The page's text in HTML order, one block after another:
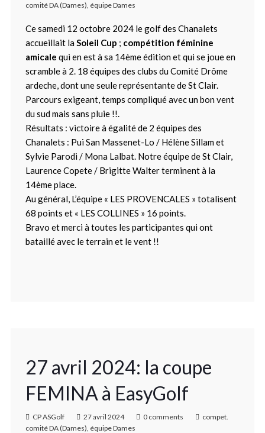
comité DA (Dames), équipe Dames
Ce samedi 12 octobre 2024 le golf des Chanalets
accueillait laSoleil Cup ; compétition féminine
amicale qui en est à sa 14ème édition et qui se joue en
scramble à 2. 18 équipes des clubs du Comité Drôme
ardeche, dont une seule représentante de St Clair.
Parcours exigeant, temps compliqué avec un bon vent
du sud mais sans pluie !!.
Résultats : victoire à égalité de 2 équipes des
Chanalets : Pui San Massenet-Lo / Hélène Sillam et
Sylvie Parodi / Mona Lalbat. Notre équipe de St Clair,
Laurence Copete / Brigitte Walter terminent à la
14ème place.
Au général, L’équipe « LES PROVENCALES » totalisent
68 points et « LES COLLINES » 16 points.
Bravo et merci à toutes les participantes qui ont
bataillé avec le terrain et le vent !!
27 avril 2024: la coupe
FEMINA à EasyGolf
CP ASGolf 27 avril 2024 0 comments
compet.
comité DA (Dames), équipe Dames